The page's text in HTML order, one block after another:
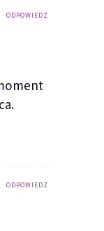
ODPOWIEDZ
ODPOWIEDZ